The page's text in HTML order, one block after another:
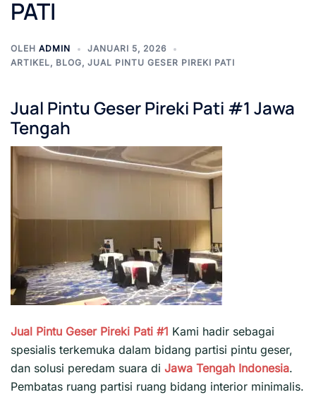
PATI
OLEH ADMIN
JANUARI 5, 2026
ARTIKEL, BLOG, JUAL PINTU GESER PIREKI PATI
Jual Pintu Geser Pireki Pati #1 Jawa
Tengah
Jual Pintu Geser Pireki Pati #1 Kami hadir sebagai
spesialis terkemuka dalam bidang partisi pintu geser,
dan solusi peredam suara di Jawa Tengah Indonesia.
Pembatas ruang partisi ruang bidang interior minimalis.